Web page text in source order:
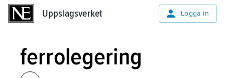
Uppslagsverket Logga in
ferrolegering